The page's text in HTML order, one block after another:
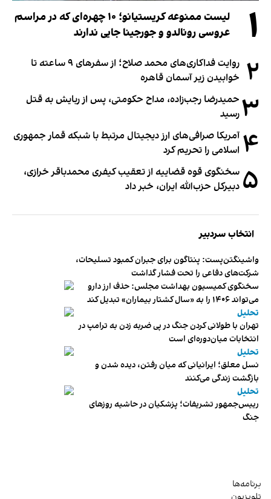
۱
لیست ممنوعه کریستیانو؛ ۱۰ چهره‌ای که در مراسم
عروسی رونالدو و جورجینا جایی ندارند
۲
روایت فداکاری‌های محمد صلاح؛ از سفرهای ۹ ساعته تا
خوابیدن زیر آسمان قاهره
۳ حمیدرضا رجب‌زاده، مداح حکومتی، پس از ربایش به قتل
رسید
۴ آمریکا صرافی‌های ارز دیجیتال مرتبط با شبکه قمار جمهوری
اسلامی را تحریم کرد
۵ سخنگوی قوه قضاییه از تعقیب کیفری محمدباقر خرازی،
دبیر‌کل حزب‌الله ایران، خبر داد
انتخاب سردبیر
واشینگتن‌پست: پنتاگون برای جبران کمبود تسلیحات،
شرکت‌های دفاعی را تحت فشار گذاشت
سخنگوی کمیسیون بهداشت مجلس: حذف ارز دارو
می‌تواند ۱۴۰۶ را به «سال کشتار بیماران» تبدیل کند
تحلیل
تهران با طولانی کردن جنگ در پی ضربه زدن به ترامپ در
انتخابات میان‌دوره‌ای است
تحلیل
نسل معلق؛ ایرانیانی که میان رفتن، دیده شدن و
بازگشت زندگی می‌کنند
تحلیل
رییس‌جمهور تشریفات؛ پزشکیان در حاشیه روزهای
جنگ
برنامه‌ها